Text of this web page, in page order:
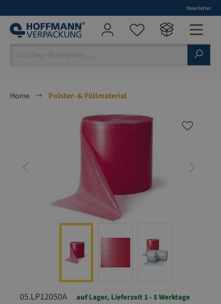
Newsletter
Home
Polster- & Füllmaterial
Bildergalerie überspringen
05.LP12050A auf Lager, Lieferzeit 1 - 5 Werktage